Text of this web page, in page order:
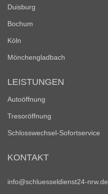
Duisburg
Bochum
Köln
Mönchengladbach
LEISTUNGEN
Autoöffnung
Tresoröffnung
Schlosswechsel-Sofortservice
KONTAKT
info@schluesseldienst24-nrw.de